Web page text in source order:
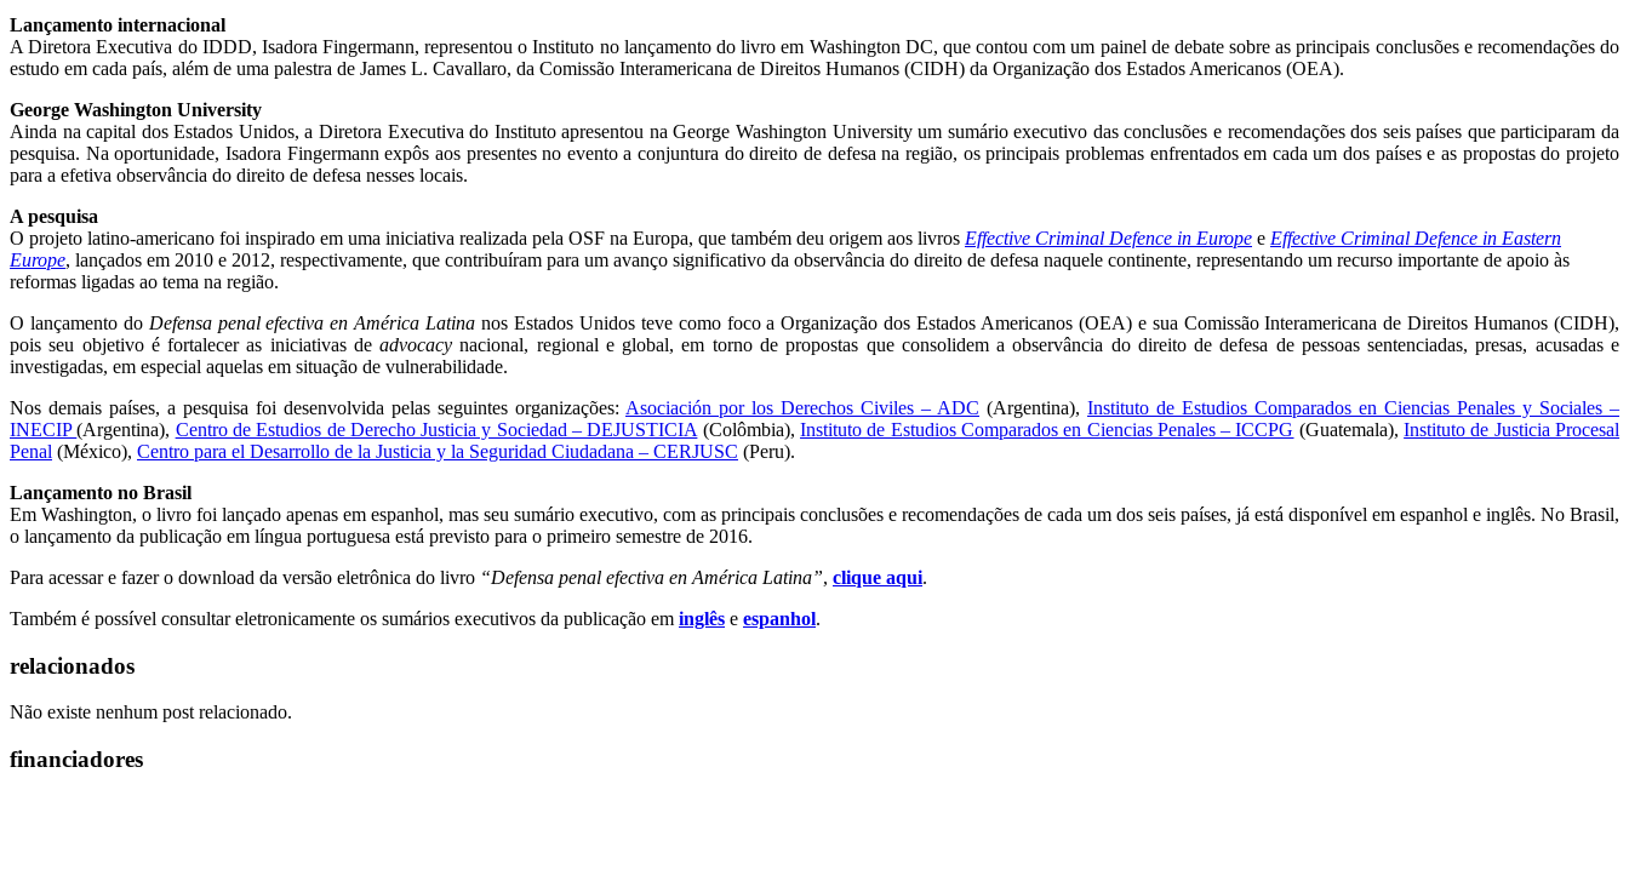
Lançamento internacional
A Diretora Executiva do IDDD, Isadora Fingermann, representou o Instituto no lançamento do livro em Washington DC, que contou com um painel de debate sobre as principais conclusões e recomendações do
estudo em cada país, além de uma palestra de James L. Cavallaro, da Comissão Interamericana de Direitos Humanos (CIDH) da Organização dos Estados Americanos (OEA).
George Washington University
Ainda na capital dos Estados Unidos, a Diretora Executiva do Instituto apresentou na George Washington University um sumário executivo das conclusões e recomendações dos seis países que participaram da
pesquisa. Na oportunidade, Isadora Fingermann expôs aos presentes no evento a conjuntura do direito de defesa na região, os principais problemas enfrentados em cada um dos países e as propostas do projeto
para a efetiva observância do direito de defesa nesses locais.
A pesquisa
O projeto latino-americano foi inspirado em uma iniciativa realizada pela OSF na Europa, que também deu origem aos livros Effective Criminal Defence in Europe e Effective Criminal Defence in Eastern
Europe, lançados em 2010 e 2012, respectivamente, que contribuíram para um avanço significativo da observância do direito de defesa naquele continente, representando um recurso importante de apoio às
reformas ligadas ao tema na região.
O lançamento do Defensa penal efectiva en América Latina nos Estados Unidos teve como foco a Organização dos Estados Americanos (OEA) e sua Comissão Interamericana de Direitos Humanos (CIDH),
pois seu objetivo é fortalecer as iniciativas deadvocacy nacional, regional e global, em torno de propostas que consolidem a observância do direito de defesa de pessoas sentenciadas, presas, acusadas e
investigadas, em especial aquelas em situação de vulnerabilidade.
Nos demais países, a pesquisa foi desenvolvida pelas seguintes organizações: Asociación por los Derechos Civiles – ADC (Argentina), Instituto de Estudios Comparados en Ciencias Penales y Sociales –
INECIP(Argentina), Centro de Estudios de Derecho Justicia y Sociedad – DEJUSTICIA (Colômbia),Instituto de Estudios Comparados en Ciencias Penales – ICCPG (Guatemala),Instituto de Justicia Procesal
Penal (México), Centro para el Desarrollo de la Justicia y la Seguridad Ciudadana – CERJUSC (Peru).
Lançamento no Brasil
Em Washington, o livro foi lançado apenas em espanhol, mas seu sumário executivo, com as principais conclusões e recomendações de cada um dos seis países, já está disponível em espanhol e inglês. No Brasil,
o lançamento da publicação em língua portuguesa está previsto para o primeiro semestre de 2016.
Para acessar e fazer o download da versão eletrônica do livro “Defensa penal efectiva en América Latina”, clique aqui.
Também é possível consultar eletronicamente os sumários executivos da publicação em inglês e espanhol.
relacionados
Não existe nenhum post relacionado.
financiadores